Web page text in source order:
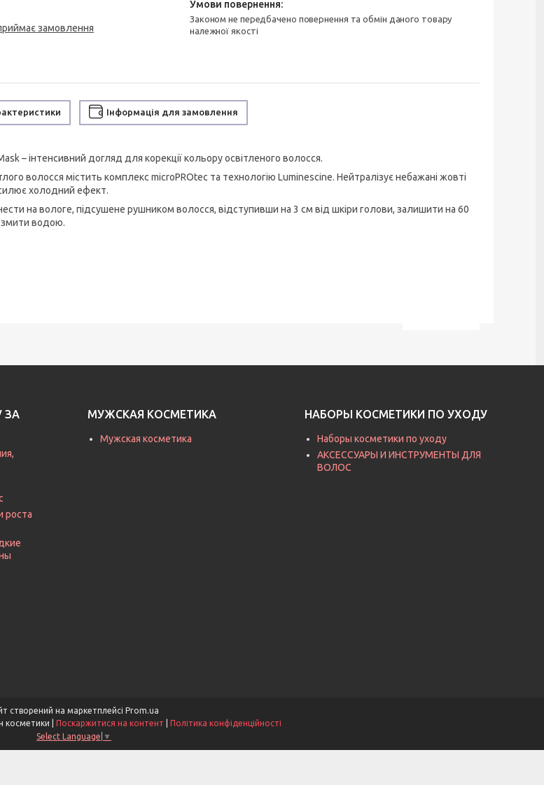
замовлення
Законом не передбачено повернення та обмін даного товару
належної якості
Інформація для замовлення
– інтенсивний догляд для корекції кольору освітленого волосся.
волосся містить комплекс microPROtec та технологію Luminescine. Нейтралізує небажані жовті
холодний ефект.
на вологе, підсушене рушником волосся, відступивши на 3 см від шкіри голови, залишити на 60
змити водою.
ЗА
роста
МУЖСКАЯ КОСМЕТИКА
Мужская косметика
НАБОРЫ КОСМЕТИКИ ПО УХОДУ
Наборы косметики по уходу
АКСЕССУАРЫ И ИНСТРУМЕНТЫ ДЛЯ
ВОЛОС
створений на маркетплейсі Prom.ua
Поскаржитися на контент
Політика конфіденційності
Select Language ▼